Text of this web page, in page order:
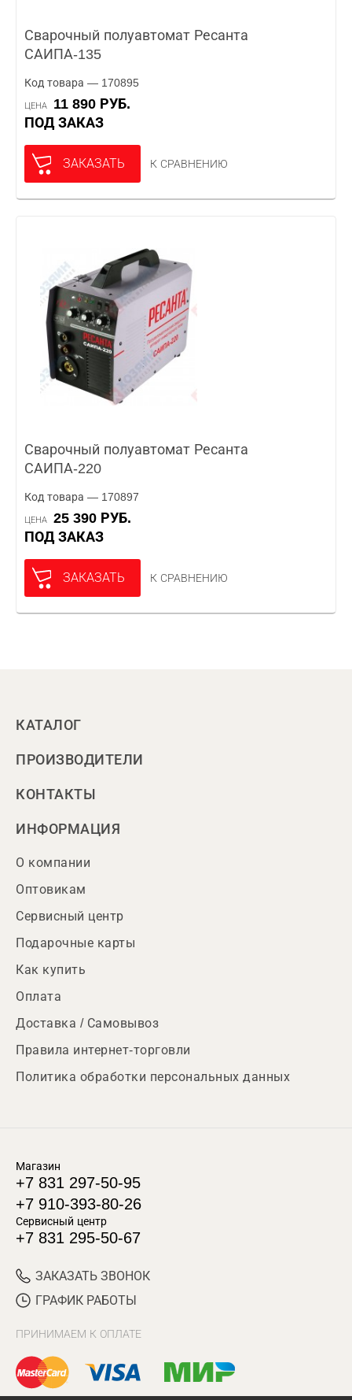
Сварочный полуавтомат Ресанта
САИПА-135
Код товара — 170895
ЦЕНА
11 890 РУБ.
ПОД ЗАКАЗ
ЗАКАЗАТЬ К СРАВНЕНИЮ
Сварочный полуавтомат Ресанта
САИПА-220
Код товара — 170897
ЦЕНА
25 390 РУБ.
ПОД ЗАКАЗ
ЗАКАЗАТЬ К СРАВНЕНИЮ
КАТАЛОГ
ПРОИЗВОДИТЕЛИ
КОНТАКТЫ
ИНФОРМАЦИЯ
О компании
Оптовикам
Сервисный центр
Подарочные карты
Как купить
Оплата
Доставка / Самовывоз
Правила интернет-торговли
Политика обработки персональных данных
Магазин
+7 831 297-50-95
+7 910-393-80-26
Сервисный центр
+7 831 295-50-67
ЗАКАЗАТЬ ЗВОНОК
ГРАФИК РАБОТЫ
ПРИНИМАЕМ К ОПЛАТЕ